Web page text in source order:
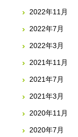
2022年11月
2022年7月
2022年3月
2021年11月
2021年7月
2021年3月
2020年11月
2020年7月